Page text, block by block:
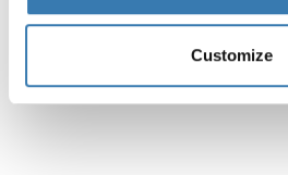
Customize